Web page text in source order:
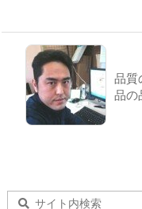
品質
品の